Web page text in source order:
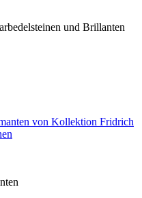
und Brillanten